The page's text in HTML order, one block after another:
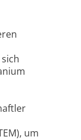
um